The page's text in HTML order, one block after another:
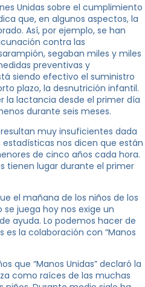
Unidas sobre el cumplimiento
que, en algunos aspectos, la
Así, por ejemplo, se han
contra las
segaban miles y miles
preventivas y
siendo efectivo el suministro
plazo, la desnutrición infantil.
la lactancia desde el primer día
durante seis meses.
muy insuficientes dada
nos dicen que están
de cinco años cada hora.
tienen lugar durante el primer
el mañana de los niños de los
juega hoy nos exige un
ayuda. Lo podemos hacer de
es la colaboración con “Manos
que “Manos Unidas” declaró la
como raíces de las muchas